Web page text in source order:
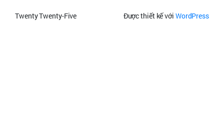
Twenty Twenty-Five Được thiết kế với WordPress